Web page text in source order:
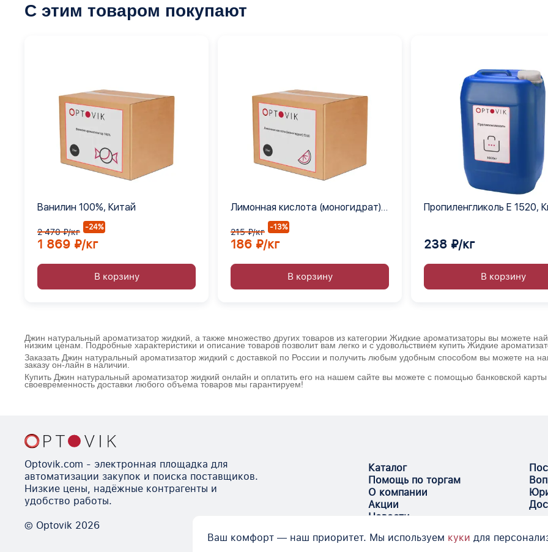
С этим товаром покупают
Ванилин 100%, Китай
2 470 ₽/кг -24%
1 869 ₽/кг
В корзину
Лимонная кислота (моногидрат)
215 ₽/кг -13%
186 ₽/кг
В корзину
Пропиленгликоль Е 1520,
238 ₽/кг
В корзину
Джин натуральный ароматизатор жидкий, а также множество других товаров из категории Жидкие ароматизаторы вы можете
низким ценам. Подробные характеристики и описание товаров позволит вам легко и с удовольствием купить Жидкие
Заказать Джин натуральный ароматизатор жидкий с доставкой по России и получить любым удобным способом вы можете на
заказу он-лайн в наличии.
Купить Джин натуральный ароматизатор жидкий онлайн и оплатить его на нашем сайте вы можете с помощью банковской
своевременность доставки любого объема товаров мы гарантируем!
Optovik.com - электронная площадка для
автоматизации закупок и поиска поставщиков.
Низкие цены, надёжные контрагенты и
удобство работы.
© Optovik 2026
Каталог
Помощь по торгам
О компании
Акции
Новости
Ваш комфорт — наш приоритет. Мы используем куки для